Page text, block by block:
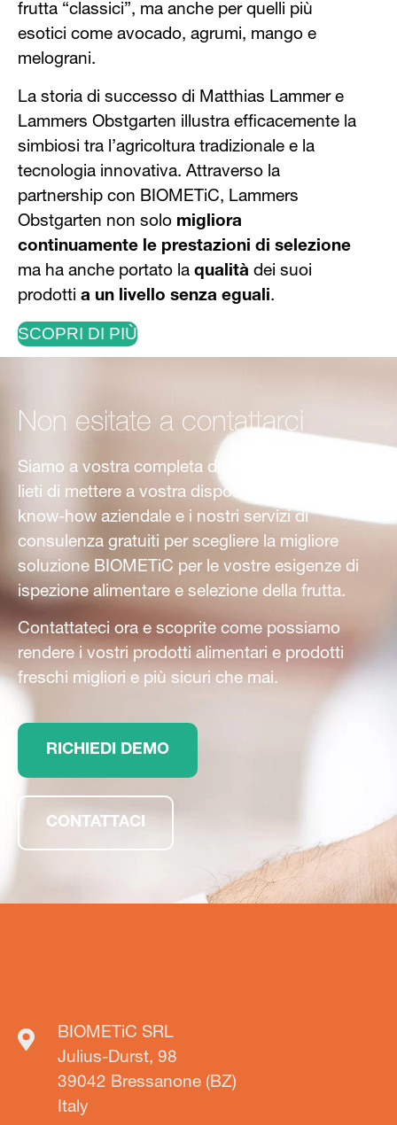
frutta “classici”, ma anche per quelli più
esotici come avocado, agrumi, mango e
melograni.
La storia di successo di Matthias Lammer e
Lammers Obstgarten illustra efficacemente la
simbiosi tra l’agricoltura tradizionale e la
tecnologia innovativa. Attraverso la
partnership con BIOMETiC, Lammers
Obstgarten non solo migliora
continuamente le prestazioni di selezione
ma ha anche portato la qualità dei suoi
prodotti a un livello senza eguali.
SCOPRI DI PIÙ
Non esitate a contattarci
Siamo a vostra completa disposizione. Saremo
lieti di mettere a vostra disposizione il nostro
know-how aziendale e i nostri servizi di
consulenza gratuiti per scegliere la migliore
soluzione BIOMETiC per le vostre esigenze di
ispezione alimentare e selezione della frutta.
Contattateci ora e scoprite come possiamo
rendere i vostri prodotti alimentari e prodotti
freschi migliori e più sicuri che mai.
RICHIEDI DEMO
CONTATTACI
BIOMETiC SRL
Julius-Durst, 98
39042 Bressanone (BZ)
Italy